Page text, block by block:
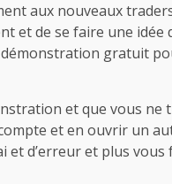
aux nouveaux
et de se faire une idée
gratuit
et que vous ne
et en ouvrir un
et d’erreur et plus